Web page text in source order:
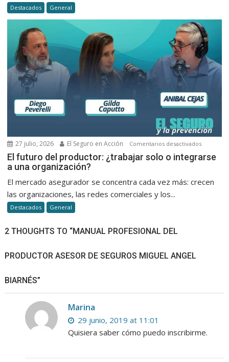
cobro
y
la
atención
al
cliente
seguros
Destacados General
27 julio, 2026 El Seguro en Acción Comentarios desactivadosen
El
El futuro del productor: ¿trabajar solo o integrarse
a una organización?
El mercado asegurador se concentra cada vez más: crecen
las organizaciones, las redes comerciales y los...
Destacados General
2 THOUGHTS TO “MANUAL PROFESIONAL DEL
PRODUCTOR ASESOR DE SEGUROS MIGUEL ANGEL
BIARNÉS”
Marina
29 junio, 2019 at 11:01
Quisiera saber cómo puedo inscribirme.